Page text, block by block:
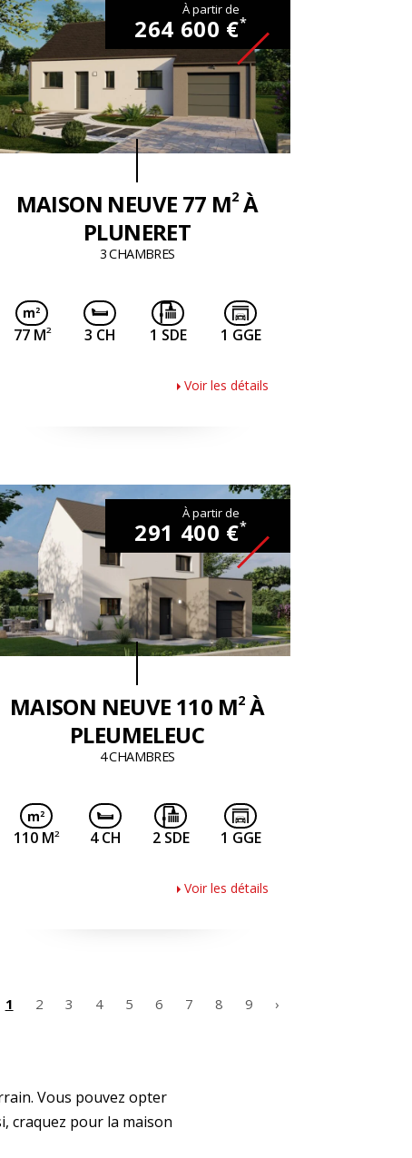
MAISON NEUVE 77 M2À
PLUNERET
3 CHAMBRES
À partir de
264 600 €*
77 M2 3 CH 1 SDE 1 GGE
Voir les détails
MAISON NEUVE 110 M2À
PLEUMELEUC
4 CHAMBRES
À partir de
291 400 €*
110 M2 4 CH 2 SDE 1 GGE
Voir les détails
1 2 3 4 5 6 7 8 9 ›
Vous pouvez opter
craquez pour la maison